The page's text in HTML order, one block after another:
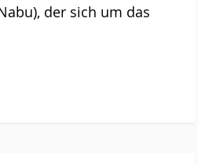
der sich um das